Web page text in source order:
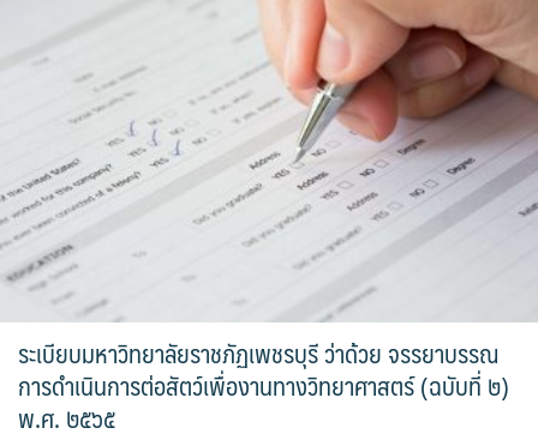
ระเบียบมหาวิทยาลัยราชภัฏเพชรบุรี ว่าด้วย จรรยาบรรณ
การดำเนินการต่อสัตว์เพื่องานทางวิทยาศาสตร์ (ฉบับที่ ๒)
พ.ศ. ๒๕๖๕